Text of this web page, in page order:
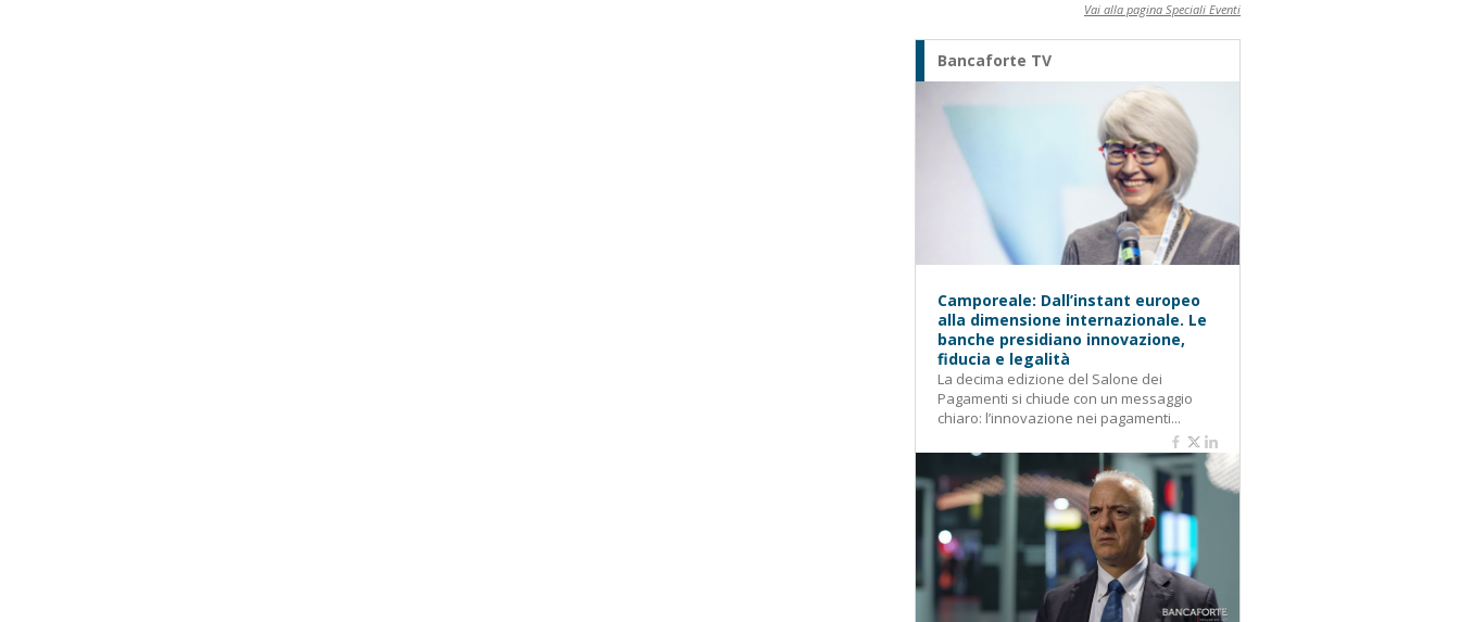
Vai alla pagina Speciali Eventi
Bancaforte TV
Camporeale: Dall’instant europeo
alla dimensione internazionale. Le
banche presidiano innovazione,
fiducia e legalità
La decima edizione del Salone dei
Pagamenti si chiude con un messaggio
chiaro: l’innovazione nei pagamenti...